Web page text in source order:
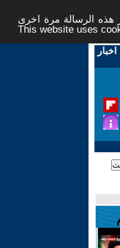
الرسالة مرة اخرى -
This website uses
اخبار